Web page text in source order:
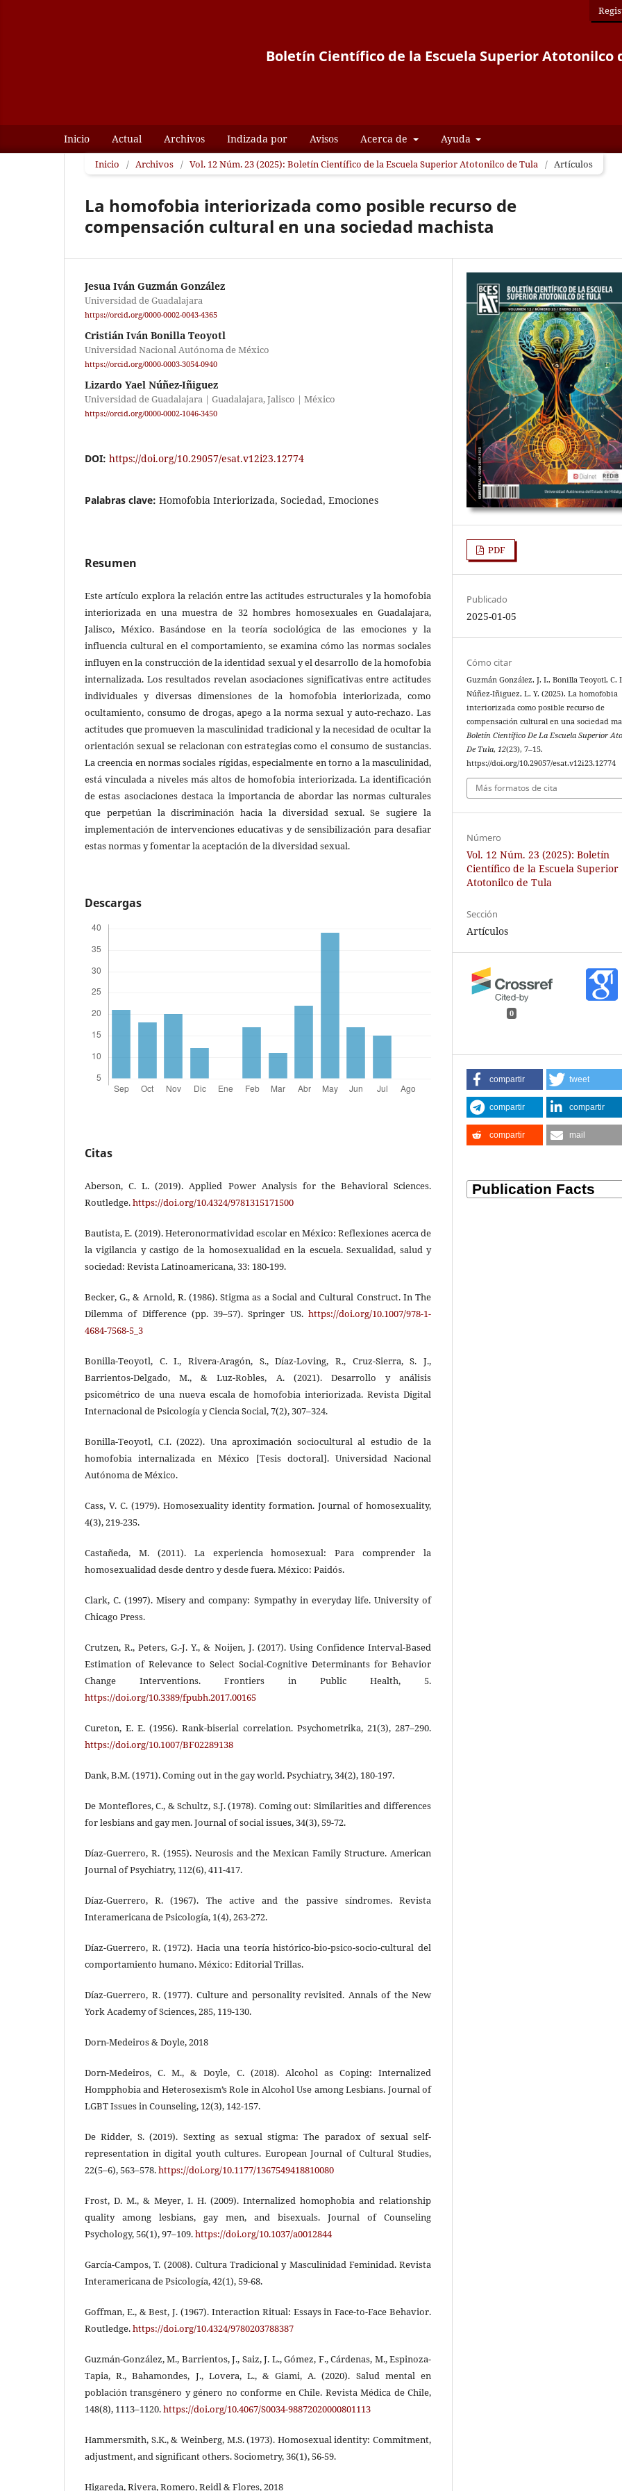
Boletín Científico de la Escuela Superior Atotonilco
Inicio Actual Archivos Indizada por Avisos Acerca de Ayuda
Inicio / Archivos / Vol. 12 Núm. 23 (2025): Boletín Científico de la Escuela Superior Atotonilco de Tula / Artículos
La homofobia interiorizada como posible recurso de
compensación cultural en una sociedad machista
Jesua Iván Guzmán González
Universidad de Guadalajara
https://orcid.org/0000-0002-0043-4365
Cristián Iván Bonilla Teoyotl
Universidad Nacional Autónoma de México
https://orcid.org/0000-0003-3054-0940
Lizardo Yael Núñez-Iñiguez
Universidad de Guadalajara | Guadalajara, Jalisco | México
https://orcid.org/0000-0002-1046-3450
DOI: https://doi.org/10.29057/esat.v12i23.12774
Palabras clave: Homofobia Interiorizada, Sociedad, Emociones
Resumen
Este artículo explora la relación entre las actitudes estructurales y la homofobia
interiorizada en una muestra de 32 hombres homosexuales en Guadalajara,
Jalisco, México. Basándose en la teoría sociológica de las emociones y la
influencia cultural en el comportamiento, se examina cómo las normas sociales
influyen en la construcción de la identidad sexual y el desarrollo de la homofobia
internalizada. Los resultados revelan asociaciones significativas entre actitudes
individuales y diversas dimensiones de la homofobia interiorizada, como
ocultamiento, consumo de drogas, apego a la norma sexual y auto-rechazo. Las
actitudes que promueven la masculinidad tradicional y la necesidad de ocultar la
orientación sexual se relacionan con estrategias como el consumo de sustancias.
La creencia en normas sociales rígidas, especialmente en torno a la masculinidad,
está vinculada a niveles más altos de homofobia interiorizada. La identificación
de estas asociaciones destaca la importancia de abordar las normas culturales
que perpetúan la discriminación hacia la diversidad sexual. Se sugiere la
implementación de intervenciones educativas y de sensibilización para desafiar
estas normas y fomentar la aceptación de la diversidad sexual.
Descargas
Citas
Aberson, C. L. (2019). Applied Power Analysis for the Behavioral Sciences.
Routledge.https://doi.org/10.4324/9781315171500
Bautista, E. (2019). Heteronormatividad escolar en México: Reflexiones acerca de
la vigilancia y castigo de la homosexualidad en la escuela. Sexualidad, salud y
sociedad: Revista Latinoamericana, 33: 180-199.
Becker, G., & Arnold, R. (1986). Stigma as a Social and Cultural Construct. In The
Dilemma of Difference (pp. 39–57). Springer US. https://doi.org/10.1007/978-1-
4684-7568-5_3
Bonilla-Teoyotl, C. I., Rivera-Aragón, S., Díaz-Loving, R., Cruz-Sierra, S. J.,
Barrientos-Delgado, M., & Luz-Robles, A. (2021). Desarrollo y análisis
psicométrico de una nueva escala de homofobia interiorizada. Revista Digital
Internacional de Psicología y Ciencia Social, 7(2), 307–324.
Bonilla-Teoyotl, C.I. (2022). Una aproximación sociocultural al estudio de la
homofobia internalizada en México [Tesis doctoral]. Universidad Nacional
Autónoma de México.
Cass, V. C. (1979). Homosexuality identity formation. Journal of homosexuality,
4(3), 219-235.
Castañeda, M. (2011). La experiencia homosexual: Para comprender la
homosexualidad desde dentro y desde fuera. México: Paidós.
Clark, C. (1997). Misery and company: Sympathy in everyday life. University of
Chicago Press.
Crutzen, R., Peters, G.-J. Y., & Noijen, J. (2017). Using Confidence Interval-Based
Estimation of Relevance to Select Social-Cognitive Determinants for Behavior
Change Interventions. Frontiers in Public Health, 5.
https://doi.org/10.3389/fpubh.2017.00165
Cureton, E. E. (1956). Rank-biserial correlation. Psychometrika, 21(3), 287–290.
https://doi.org/10.1007/BF02289138
Dank, B.M. (1971). Coming out in the gay world. Psychiatry, 34(2), 180-197.
De Monteflores, C., & Schultz, S.J. (1978). Coming out: Similarities and differences
for lesbians and gay men. Journal of social issues, 34(3), 59-72.
Díaz-Guerrero, R. (1955). Neurosis and the Mexican Family Structure. American
Journal of Psychiatry, 112(6), 411-417.
Díaz-Guerrero, R. (1967). The active and the passive síndromes. Revista
Interamericana de Psicología, 1(4), 263-272.
Díaz-Guerrero, R. (1972). Hacia una teoría histórico-bio-psico-socio-cultural del
comportamiento humano. México: Editorial Trillas.
Díaz-Guerrero, R. (1977). Culture and personality revisited. Annals of the New
York Academy of Sciences, 285, 119-130.
Dorn-Medeiros & Doyle, 2018
Dorn-Medeiros, C. M., & Doyle, C. (2018). Alcohol as Coping: Internalized
Hompphobia and Heterosexism’s Role in Alcohol Use among Lesbians. Journal of
LGBT Issues in Counseling, 12(3), 142-157.
De Ridder, S. (2019). Sexting as sexual stigma: The paradox of sexual self-
representation in digital youth cultures. European Journal of Cultural Studies,
22(5–6), 563–578.https://doi.org/10.1177/1367549418810080
Frost, D. M., & Meyer, I. H. (2009). Internalized homophobia and relationship
quality among lesbians, gay men, and bisexuals. Journal of Counseling
Psychology, 56(1), 97–109.https://doi.org/10.1037/a0012844
García-Campos, T. (2008). Cultura Tradicional y Masculinidad Feminidad. Revista
Interamericana de Psicología, 42(1), 59-68.
Goffman, E., & Best, J. (1967). Interaction Ritual: Essays in Face-to-Face Behavior.
Routledge.https://doi.org/10.4324/9780203788387
Guzmán-González, M., Barrientos, J., Saiz, J. L., Gómez, F., Cárdenas, M., Espinoza-
Tapia, R., Bahamondes, J., Lovera, L., & Giami, A. (2020). Salud mental en
población transgénero y género no conforme en Chile. Revista Médica de Chile,
148(8), 1113–1120.https://doi.org/10.4067/S0034-98872020000801113
Hammersmith, S.K., & Weinberg, M.S. (1973). Homosexual identity: Commitment,
adjustment, and significant others. Sociometry, 36(1), 56-59.
Higareda, Rivera, Romero, Reidl & Flores, 2018
PDF
Publicado
2025-01-05
Cómo citar
Guzmán González, J. I., Bonilla Teoyotl, C.
Núñez-Iñiguez, L. Y. (2025). La homofobia
interiorizada como posible recurso de
compensación cultural en una sociedad
Boletín Científico De La Escuela Superior
De Tula,12(23), 7–15.
https://doi.org/10.29057/esat.v12i23.12774
Más formatos de cita
Número
Vol. 12 Núm. 23 (2025): Boletín
Científico de la Escuela Superior
Atotonilco de Tula
Sección
Artículos
0
compartir tweet
compartir compartir
compartir mail